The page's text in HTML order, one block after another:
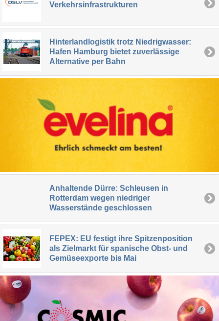
Verkehrsinfrastrukturen
Hinterlandlogistik trotz Niedrigwasser:
Hafen Hamburg bietet zuverlässige
Alternative per Bahn
Anhaltende Dürre: Schleusen in
Rotterdam wegen niedriger
Wasserstände geschlossen
FEPEX: EU festigt ihre Spitzenposition
als Zielmarkt für spanische Obst- und
Gemüseexporte bis Mai